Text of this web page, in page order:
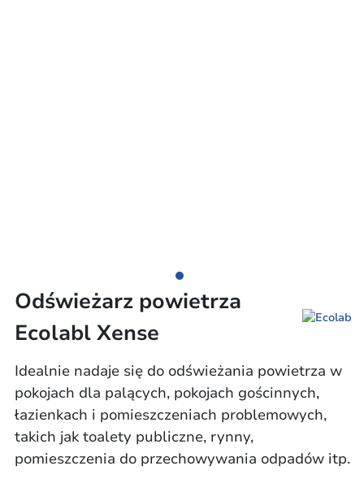
Odświeżarz powietrza
Ecolabl Xense
Idealnie nadaje się do odświeżania powietrza w
pokojach dla palących, pokojach gościnnych,
łazienkach i pomieszczeniach problemowych,
takich jak toalety publiczne, rynny,
pomieszczenia do przechowywania odpadów itp.